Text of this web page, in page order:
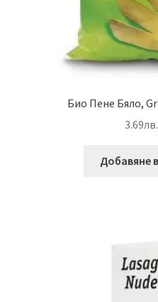
Био Пене Бяло,
3.69лв.
Добавяне